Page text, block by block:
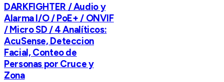
DARKFIGHTER / Audio y
Alarma I/O / PoE+ / ONVIF
/ Micro SD / 4 Analíticos:
AcuSense, Deteccion
Facial, Conteo de
Personas por Cruce y
Zona